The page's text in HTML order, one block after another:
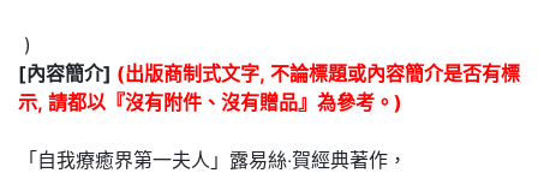
)
[內容簡介] (出版商制式文字, 不論標題或內容簡介是否有標
示, 請都以『沒有附件、沒有贈品』為參考。)
「自我療癒界第一夫人」露易絲‧賀經典著作，